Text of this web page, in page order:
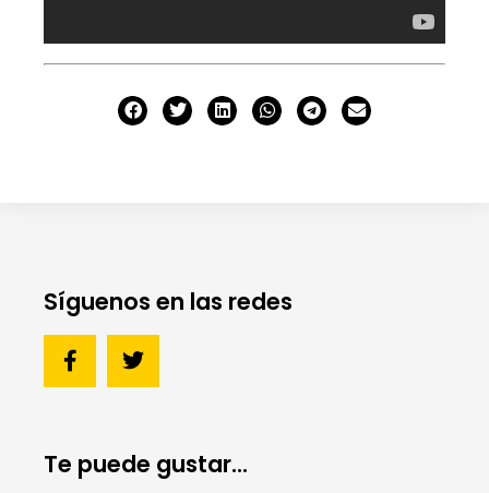
Síguenos en las redes
Te puede gustar...